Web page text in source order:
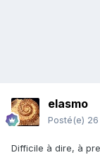
elasmo
Posté(e)
Difficile à dire, à